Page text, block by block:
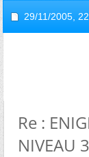
29/11/2005,
Re :
NIVEAU